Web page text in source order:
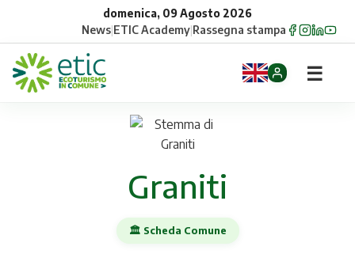
domenica, 09 Agosto 2026
News|ETIC Academy|Rassegna stampa
☰
Graniti
🏛️ Scheda Comune